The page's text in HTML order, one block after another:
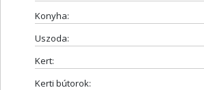
Konyha:
Uszoda:
Kert:
Kerti bútorok: